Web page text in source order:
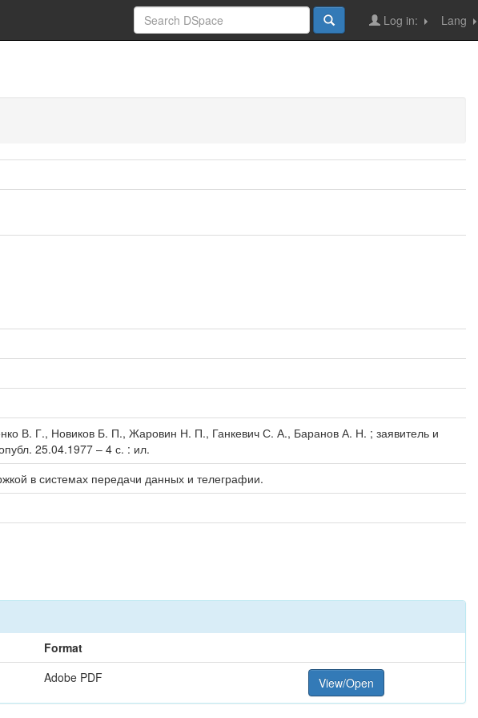
Lang
Log in:
В. Г., Новиков Б. П., Жаровин Н. П., Ганкевич С. А., Баранов А. Н. ; заявитель и
25.04.1977 – 4 с. : ил.
в системах передачи данных и телеграфии.
Format
Adobe PDF View/Open